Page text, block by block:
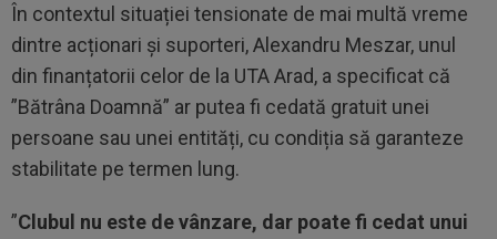
În contextul situației tensionate de mai multă vreme
dintre acționari și suporteri, Alexandru Meszar, unul
din finanțatorii celor de la UTA Arad, a specificat că
”Bătrâna Doamnă” ar putea fi cedată gratuit unei
persoane sau unei entități, cu condiția să garanteze
stabilitate pe termen lung.
”Clubul nu este de vânzare, dar poate fi cedat unui